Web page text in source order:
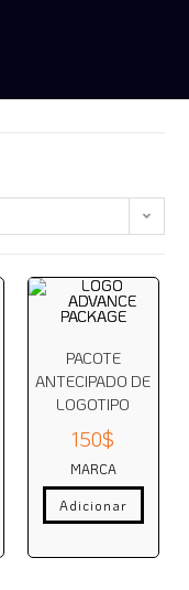
PACOTE
ANTECIPADO DE
LOGOTIPO
150$
MARCA
Adicionar